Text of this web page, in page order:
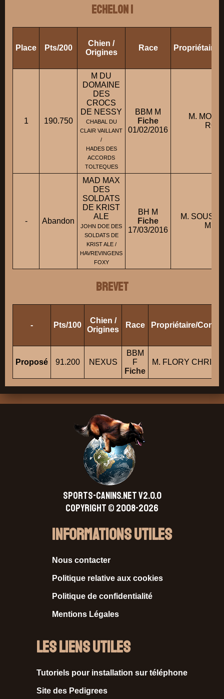
ECHELON 1
Place Pts/200
Chien /
Origines
Race Propriétaire/
1 190.750
M DU
DOMAINE
DES
CROCS
DE NESSY
CHABAL DU
CLAIR VAILLANT
/
HADES DES
ACCORDS
TOLTEQUES
BBM M
Fiche
01/02/2016
M.
- Abandon
MAD MAX
DES
SOLDATS
DE KRIST
ALE
JOHN DOE DES
SOLDATS DE
KRIST ALE /
HAVREVINGENS
FOXY
BH M
Fiche
17/03/2016
M.
BREVET
- Pts/100
Chien /
Origines
Race Propriétaire/
Proposé 91.200 NEXUS
BBM
F
Fiche
M. FLORY
SPORTS-CANINS.NET V2.0.0
Copyright © 2008-2026
Informations Utiles
Nous contacter
Politique relative aux cookies
Politique de confidentialité
Mentions Légales
Les liens utiles
Tutoriels pour installation sur téléphone
Site des Pedigrees